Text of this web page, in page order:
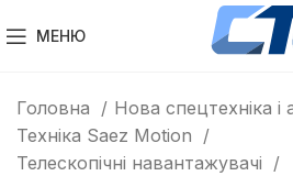
МЕНЮ
Головна
Нова спецтехніка і
Техніка Saez Motion
Телескопічні навантажувачі